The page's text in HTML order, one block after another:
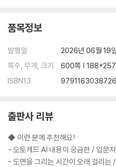
05 건물 기초와 계단 수정 시간 1/2로
05-1 [그립]으로 계단 폭 수정하는 세
05-4 센스 있는 실무자는 수정 후 흔
[캐드 고수의 비밀 04] 일일이 선택
선택, 신속 선택
품목정보
발행일
2026년 06월 19
쪽수, 무게, 크기
600쪽 |
ISBN13
9791163038726
출판사 리뷰
◆ 이런 분께 추천해요!
- 오토캐드 AI 내용이 궁금한 / 입문자
- 도면을 그리는 시간이 오래 걸리는